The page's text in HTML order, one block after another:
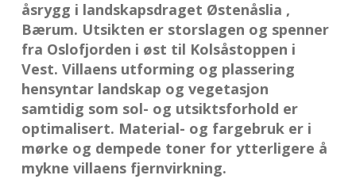
åsrygg i landskapsdraget Østenåslia ,
Bærum. Utsikten er storslagen og spenner
fra Oslofjorden i øst til Kolsåstoppen i
Vest. Villaens utforming og plassering
hensyntar landskap og vegetasjon
samtidig som sol- og utsiktsforhold er
optimalisert. Material- og fargebruk er i
mørke og dempede toner for ytterligere å
mykne villaens fjernvirkning.